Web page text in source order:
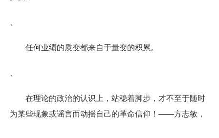
任何业绩的质变都来自于量变的积累。
在理论的政治的认识上，站稳着脚步，才不至于随时
为某些现象或谣言而动摇自己的革命信仰！——方志敏，